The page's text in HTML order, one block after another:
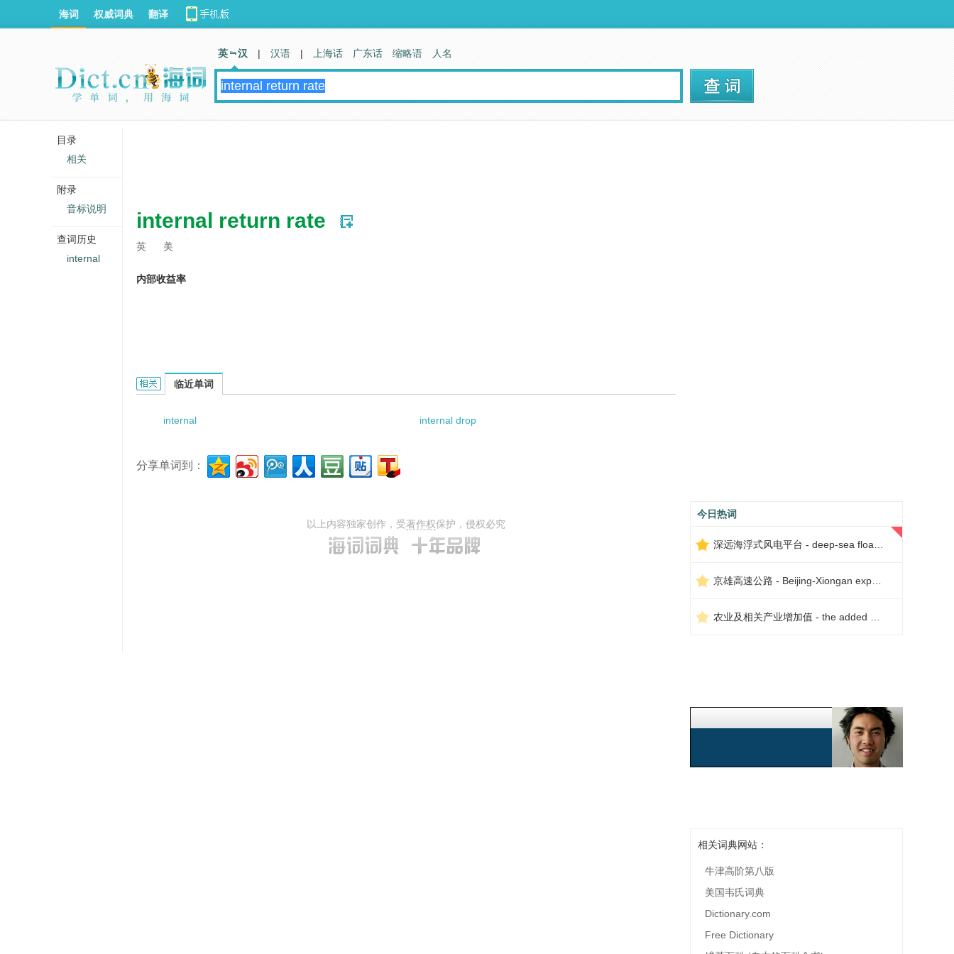
internal return rate
英 美
内部收益率
internal return rate的相关资料：
临近单词
internal internal drop
分享单词到：
以上内容独家创作，受著作权保护，侵权必究
今日热词
相关词典网站：
牛津高阶第八版
美国韦氏词典
Dictionary.com
Free Dictionary
海词 权威词典 翻译
英 汉 | 汉语 | 上海话 广东话 缩略语 人名
目录
相关
附录
音标说明
查词历史
internal